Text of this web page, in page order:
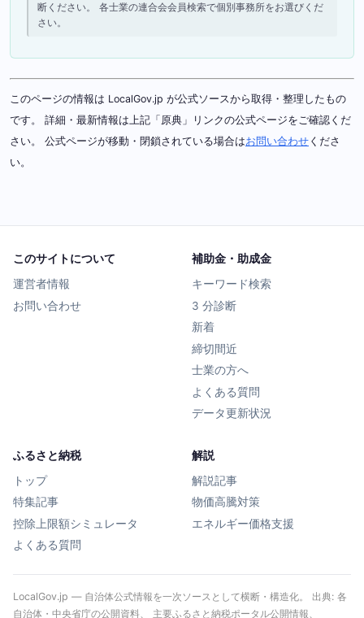
断ください。 各士業の連合会会員検索で個別事務所をお選びくだ
さい。
このページの情報は LocalGov.jp が公式ソースから取得・整理したもの
です。 詳細・最新情報は上記「原典」リンクの公式ページをご確認くだ
さい。 公式ページが移動・閉鎖されている場合はお問い合わせ くださ
い。
このサイトについて
運営者情報
お問い合わせ
補助金・助成金
キーワード検索
3 分診断
新着
締切間近
士業の方へ
よくある質問
データ更新状況
ふるさと納税
トップ
特集記事
控除上限額シミュレータ
よくある質問
解説
解説記事
物価高騰対策
エネルギー価格支援
LocalGov.jp — 自治体公式情報を一次ソースとして横断・構造化。 出典: 各
自治体・中央省庁の公開資料、 主要ふるさと納税ポータル公開情報、